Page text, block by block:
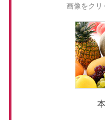
画像をクリ